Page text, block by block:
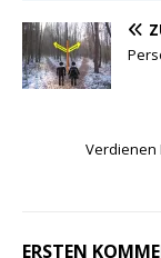
Verdienen
ERSTEN